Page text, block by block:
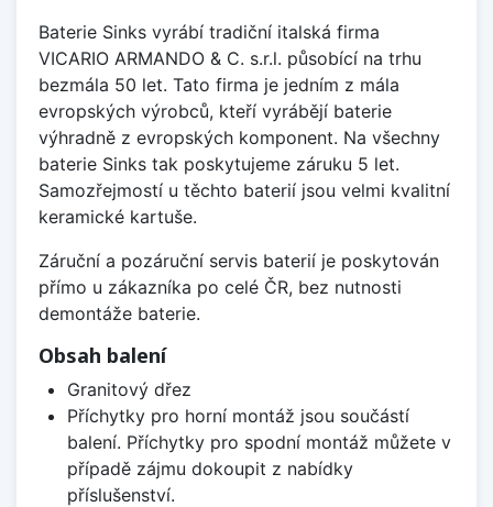
Baterie Sinks vyrábí tradiční italská firma
VICARIO ARMANDO & C. s.r.l. působící na trhu
bezmála 50 let. Tato firma je jedním z mála
evropských výrobců, kteří vyrábějí baterie
výhradně z evropských komponent. Na všechny
baterie Sinks tak poskytujeme záruku 5 let.
Samozřejmostí u těchto baterií jsou velmi kvalitní
keramické kartuše.
Záruční a pozáruční servis baterií je poskytován
přímo u zákazníka po celé ČR, bez nutnosti
demontáže baterie.
Obsah balení
Granitový dřez
Příchytky pro horní montáž jsou součástí
balení. Příchytky pro spodní montáž můžete v
případě zájmu dokoupit z nabídky
příslušenství.